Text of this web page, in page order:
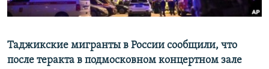
Таджикские мигранты в России сообщили, что
после теракта в подмосковном концертном зале